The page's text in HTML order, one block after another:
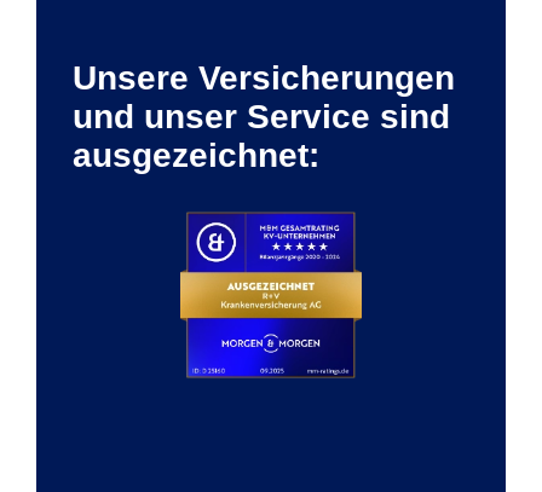
Unsere Versicherungen
und unser Service sind
ausgezeichnet: